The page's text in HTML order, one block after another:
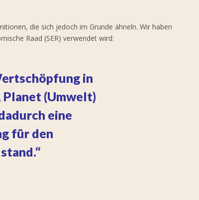
die sich jedoch im Grunde ähneln. Wir haben
Raad (SER) verwendet wird:
in
Planet (Umwelt)
eine
für den